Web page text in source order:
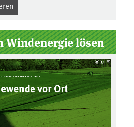
Windenergie lösen